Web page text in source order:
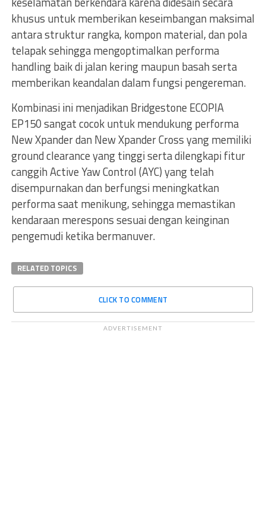
khusus untuk memberikan keseimbangan maksimal
antara struktur rangka, kompon material, dan pola
telapak sehingga mengoptimalkan performa
handling baik di jalan kering maupun basah serta
memberikan keandalan dalam fungsi pengereman.
Kombinasi ini menjadikan Bridgestone ECOPIA
EP150 sangat cocok untuk mendukung performa
New Xpander dan New Xpander Cross yang memiliki
ground clearance yang tinggi serta dilengkapi fitur
canggih Active Yaw Control (AYC) yang telah
disempurnakan dan berfungsi meningkatkan
performa saat menikung, sehingga memastikan
kendaraan merespons sesuai dengan keinginan
pengemudi ketika bermanuver.
RELATED TOPICS
CLICK TO COMMENT
ADVERTISEMENT